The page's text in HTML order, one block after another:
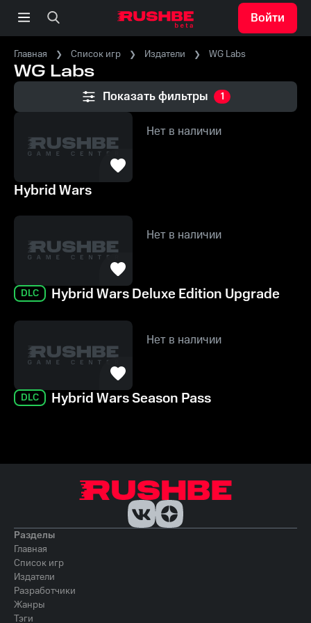
Войти
Главная Список игр Издатели WG Labs
WG Labs
Показать фильтры 1
Нет в наличии
Hybrid Wars
Нет в наличии
DLC Hybrid Wars Deluxe Edition Upgrade
Нет в наличии
DLC Hybrid Wars Season Pass
Разделы
Главная
Список игр
Издатели
Разработчики
Жанры
Тэги